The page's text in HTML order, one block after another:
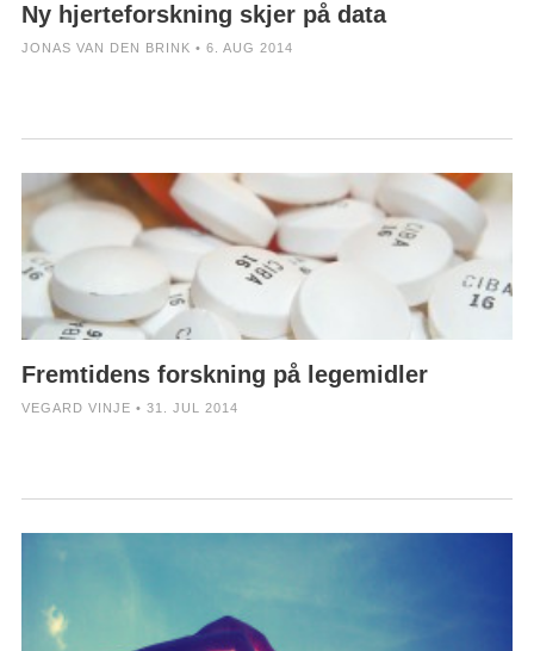
Ny hjerteforskning skjer på data
JONAS VAN DEN BRINK • 6. AUG 2014
Fremtidens forskning på legemidler
VEGARD VINJE • 31. JUL 2014